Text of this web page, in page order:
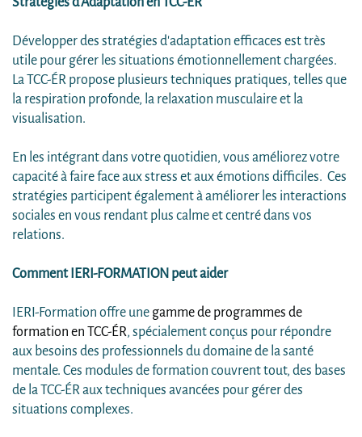
Développer des stratégies d'adaptation efficaces est très
utile pour gérer les situations émotionnellement chargées.
La TCC-ÉR propose plusieurs techniques pratiques, telles que
la respiration profonde, la relaxation musculaire et la
visualisation.
En les intégrant dans votre quotidien, vous améliorez votre
capacité à faire face aux stress et aux émotions difficiles. Ces
stratégies participent également à améliorer les interactions
sociales en vous rendant plus calme et centré dans vos
relations.
Comment IERI-FORMATION peut aider
IERI-Formation offre une gamme de programmes de
formation en TCC-ÉR, spécialement conçus pour répondre
aux besoins des professionnels du domaine de la santé
mentale. Ces modules de formation couvrent tout, des bases
de la TCC-ÉR aux techniques avancées pour gérer des
situations complexes.